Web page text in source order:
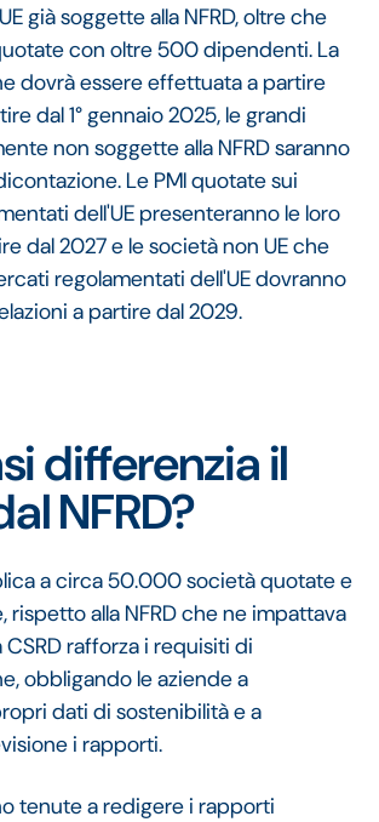
già soggette alla NFRD, oltre che
con oltre 500 dipendenti. La
dovrà essere effettuata a partire
dal 1° gennaio 2025, le grandi
non soggette alla NFRD saranno
Le PMI quotate sui
dell'UE presenteranno le loro
dal 2027 e le società non UE che
regolamentati dell'UE dovranno
a partire dal 2029.
si differenzia il
NFRD?
a circa 50.000 società quotate e
rispetto alla NFRD che ne impattava
CSRD rafforza i requisiti di
obbligando le aziende a
dati di sostenibilità e a
i rapporti.
tenute a redigere i rapporti